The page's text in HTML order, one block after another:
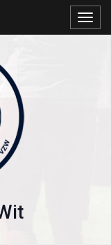
Toggle